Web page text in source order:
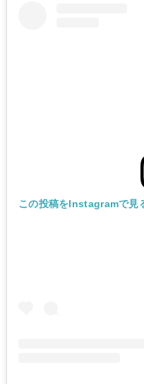
この投稿をInstagramで見